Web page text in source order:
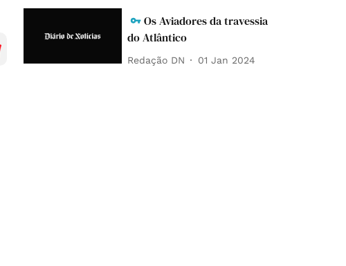
Os Aviadores da travessia
do Atlântico
Redação DN 01 Jan 2024